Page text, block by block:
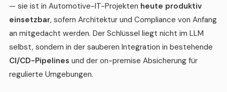
— sie ist in Automotive-IT-Projekten heute produktiv
einsetzbar, sofern Architektur und Compliance von Anfang
an mitgedacht werden. Der Schlüssel liegt nicht im LLM
selbst, sondern in der sauberen Integration in bestehende
CI/CD-Pipelines und der on-premise Absicherung für
regulierte Umgebungen.